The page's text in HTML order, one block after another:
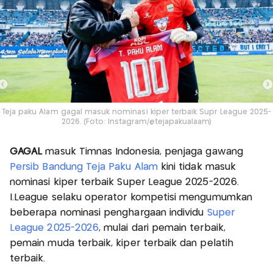
Teja paku Alam gagal masuk nominasi kiper terbaik Supr League 2025-
2026. (Foto: Instagram/@tejapakualaam)
GAGALmasuk Timnas Indonesia, penjaga gawang
Persib Bandung Teja Paku Alamkini tidak masuk
nominasi kiper terbaik Super League 2025-2026.
I.League selaku operator kompetisi mengumumkan
beberapa nominasi penghargaan individu Super
League 2025-2026, mulai dari pemain terbaik,
pemain muda terbaik, kiper terbaik dan pelatih
terbaik.